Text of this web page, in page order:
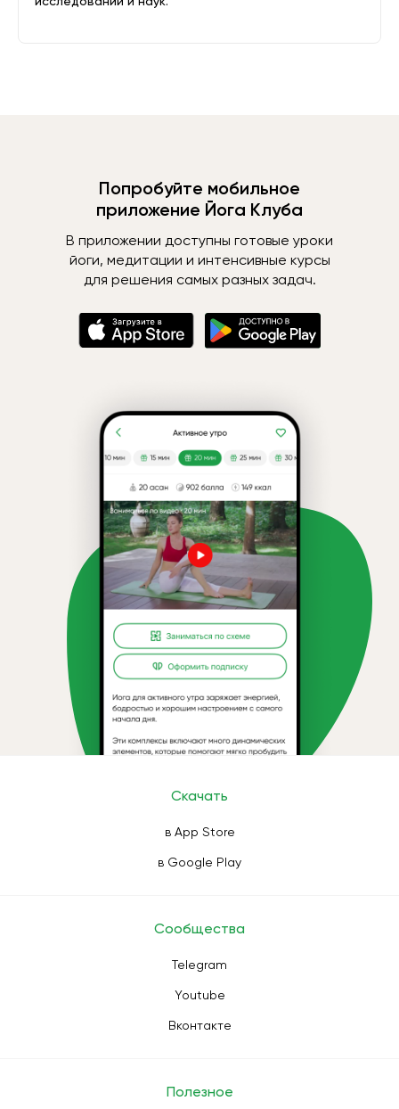
Попробуйте мобильное
приложение Йога Клуба
В приложении доступны готовые уроки
йоги, медитации и интенсивные курсы
для решения самых разных задач.
Скачать
в App Store
в Google Play
Сообщества
Telegram
Youtube
Вконтакте
Полезное